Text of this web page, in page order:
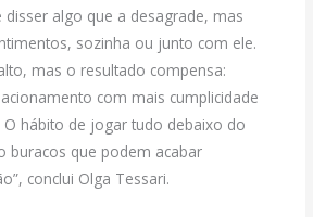
algo que a desagrade, mas
sozinha ou junto com ele.
mas o resultado compensa:
com mais cumplicidade
hábito de jogar tudo debaixo do
buracos que podem acabar
conclui Olga Tessari.